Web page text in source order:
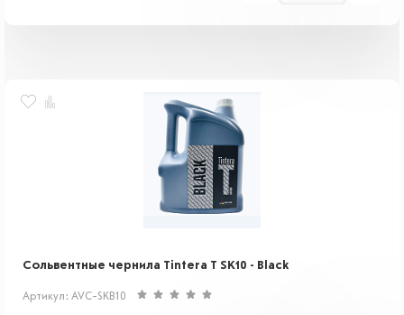
Cольвентные чернила Tintera T SK10 - Black
Артикул: AVC-SKB10